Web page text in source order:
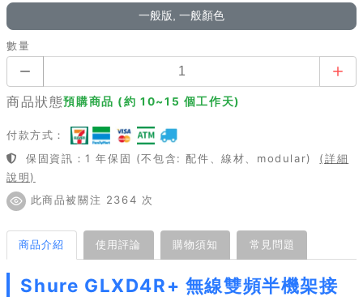
一般版, 一般顏色
數量
商品狀態預購商品 (約 10~15 個工作天)
付款方式：
保固資訊：1 年保固 (不包含: 配件、線材、modular)
(詳細
說明)
此商品被關注 2364 次
商品介紹 使用評論 購物須知 常見問題
Shure GLXD4R+ 無線雙頻半機架接